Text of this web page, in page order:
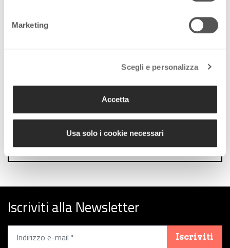
Marketing
Scegli e personalizza
Accetta
Usa solo i cookie necessari
Follow us on Facebook
Follow us on Instagram
Iscriviti alla Newsletter
Iscriviti